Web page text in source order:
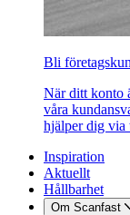
Bli
När ditt konto
våra
hjälper dig via
Inspiration
Aktuellt
Hållbarhet
Om Scanfast